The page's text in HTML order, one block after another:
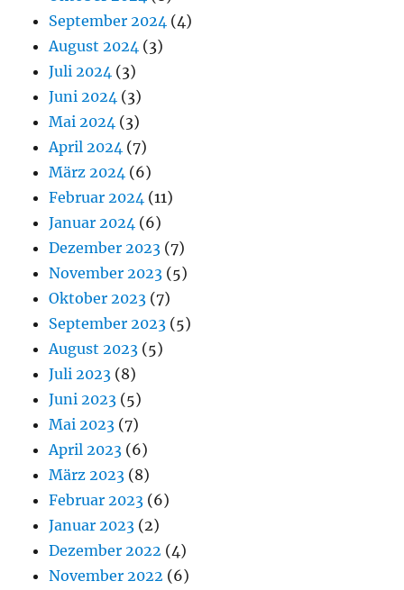
September 2024 (4)
August 2024 (3)
Juli 2024 (3)
Juni 2024 (3)
Mai 2024 (3)
April 2024 (7)
März 2024 (6)
Februar 2024 (11)
Januar 2024 (6)
Dezember 2023 (7)
November 2023 (5)
Oktober 2023 (7)
September 2023 (5)
August 2023 (5)
Juli 2023 (8)
Juni 2023 (5)
Mai 2023 (7)
April 2023 (6)
März 2023 (8)
Februar 2023 (6)
Januar 2023 (2)
Dezember 2022 (4)
November 2022 (6)